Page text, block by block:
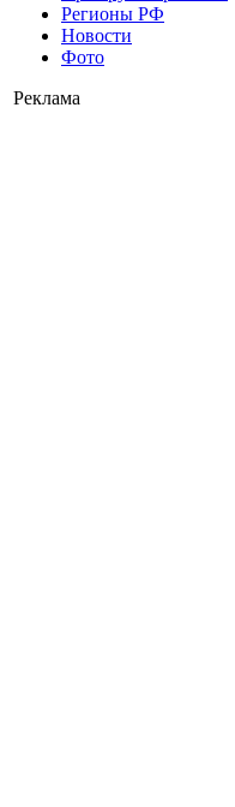
Регионы РФ
Новости
Фото
Реклама